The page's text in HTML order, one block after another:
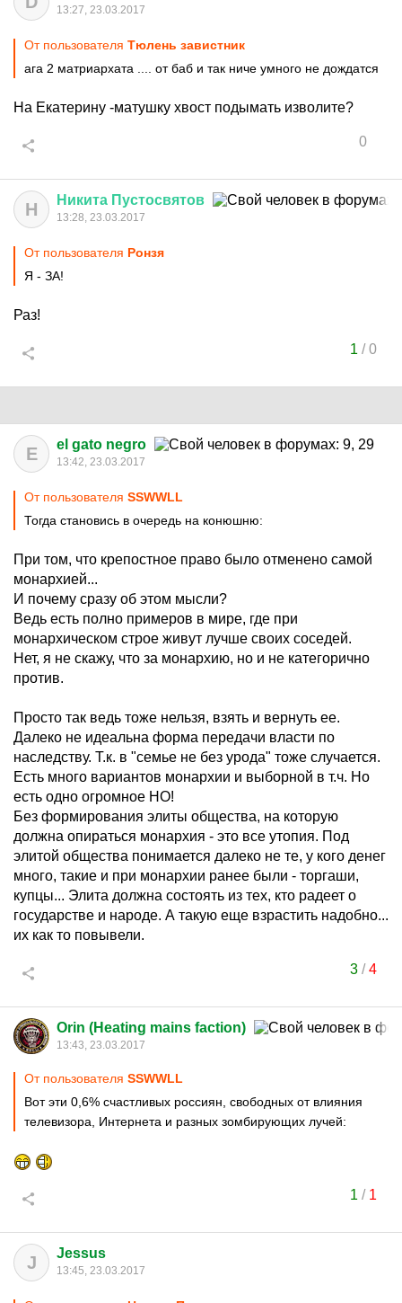
13:27, 23.03.2017
От пользователя Тюлень завистник
ага 2 матриархата .... от баб и так ниче умного не дождатся
На Екатерину -матушку хвост подымать изволите?
0
Н Никита Пустосвятов
13:28, 23.03.2017
От пользователя Ронзя
Я - ЗА!
Раз!
1 /0
E el gato negro
13:42, 23.03.2017
От пользователя SSWWLL
Тогда становись в очередь на конюшню:
При том, что крепостное право было отменено самой
монархией...
И почему сразу об этом мысли?
Ведь есть полно примеров в мире, где при
монархическом строе живут лучше своих соседей.
Нет, я не скажу, что за монархию, но и не категорично
против.
Просто так ведь тоже нельзя, взять и вернуть ее.
Далеко не идеальна форма передачи власти по
наследству. Т.к. в "семье не без урода" тоже случается.
Есть много вариантов монархии и выборной в т.ч. Но
есть одно огромное НО!
Без формирования элиты общества, на которую
должна опираться монархия - это все утопия. Под
элитой общества понимается далеко не те, у кого денег
много, такие и при монархии ранее были - торгаши,
купцы... Элита должна состоять из тех, кто радеет о
государстве и народе. А такую еще взрастить надобно...
их как то повывели.
3/4
Orin (Heating mains faction)
13:43, 23.03.2017
От пользователя SSWWLL
Вот эти 0,6% счастливых россиян, свободных от влияния
телевизора, Интернета и разных зомбирующих лучей:
1 / 1
J Jessus
13:45, 23.03.2017